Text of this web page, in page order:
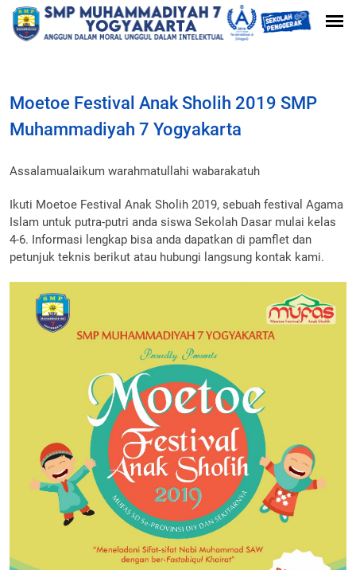
Moetoe Festival Anak Sholih 2019 SMP
Muhammadiyah 7 Yogyakarta
Assalamualaikum warahmatullahi wabarakatuh
Ikuti Moetoe Festival Anak Sholih 2019, sebuah festival Agama
Islam untuk putra-putri anda siswa Sekolah Dasar mulai kelas
4-6. Informasi lengkap bisa anda dapatkan di pamflet dan
petunjuk teknis berikut atau hubungi langsung kontak kami.